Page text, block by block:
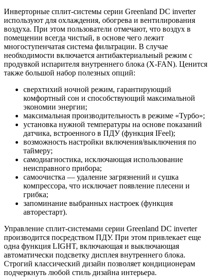
Инверторные сплит-системы серии Greenland DC inverter
используют для охлаждения, обогрева и вентилирования
воздуха. При этом пользователи отмечают, что воздух в
помещении всегда чистый, в основе чего лежит
многоступенчатая система фильтрации. В случае
необходимости включается антибактериальный режим с
продувкой испарителя внутреннего блока (X-FAN). Ценится
также большой набор полезных опций:
сверхтихий ночной режим, гарантирующий
комфортный сон и способствующий максимальной
экономии энергии;
максимальная производительность в режиме «Турбо»;
установка нужной температуры на основе показаний
датчика, встроенного в ПДУ (функция IFeel);
возможность настройки включения/выключения по
таймеру;
самодиагностика, исключающая использование
неисправного прибора;
самоочистка — удаление загрязнений и сушка
компрессора, что исключает появление плесени и
грибка;
запоминание выбранных настроек (функция
авторестарт).
Управление сплит-системами серии Greenland DC inverter
производится посредством ПДУ. При этом привлекает еще
одна функция LIGHT, включающая и выключающая
автоматически подсветку дисплея внутреннего блока.
Строгий классический дизайн позволяет кондиционерам
подчеркнуть любой стиль дизайна интерьера.